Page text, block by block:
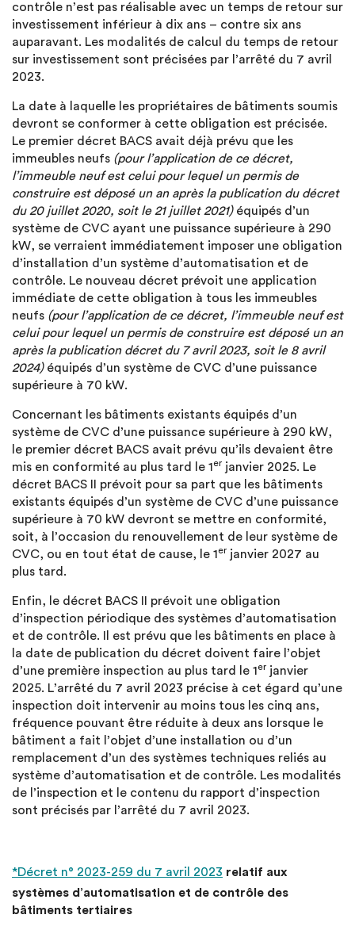
contrôle n’est pas réalisable avec un temps de retour sur
investissement inférieur à dix ans – contre six ans
auparavant. Les modalités de calcul du temps de retour
sur investissement sont précisées par l’arrêté du 7 avril
2023.
La date à laquelle les propriétaires de bâtiments soumis
devront se conformer à cette obligation est précisée.
Le premier décret BACS avait déjà prévu que les
immeubles neufs (pour l’application de ce décret,
l’immeuble neuf est celui pour lequel un permis de
construire est déposé un an après la publication du décret
du 20 juillet 2020, soit le 21 juillet 2021)équipés d’un
système de CVC ayant une puissance supérieure à 290
kW, se verraient immédiatement imposer une obligation
d’installation d’un système d’automatisation et de
contrôle. Le nouveau décret prévoit une application
immédiate de cette obligation à tous les immeubles
neufs (pour l’application de ce décret, l’immeuble neuf est
celui pour lequel un permis de construire est déposé un an
après la publication décret du 7 avril 2023, soit le 8 avril
2024)équipés d’un système de CVC d’une puissance
supérieure à 70 kW.
Concernant les bâtiments existants équipés d’un
système de CVC d’une puissance supérieure à 290 kW,
le premier décret BACS avait prévu qu’ils devaient être
mis en conformité au plus tard le 1er janvier 2025. Le
décret BACS II prévoit pour sa part que les bâtiments
existants équipés d’un système de CVC d’une puissance
supérieure à 70 kW devront se mettre en conformité,
soit, à l’occasion du renouvellement de leur système de
CVC, ou en tout état de cause, le 1er janvier 2027 au
plus tard.
Enfin, le décret BACS II prévoit une obligation
d’inspection périodique des systèmes d’automatisation
et de contrôle. Il est prévu que les bâtiments en place à
la date de publication du décret doivent faire l’objet
d’une première inspection au plus tard le 1er janvier
2025. L’arrêté du 7 avril 2023 précise à cet égard qu’une
inspection doit intervenir au moins tous les cinq ans,
fréquence pouvant être réduite à deux ans lorsque le
bâtiment a fait l’objet d’une installation ou d’un
remplacement d’un des systèmes techniques reliés au
système d’automatisation et de contrôle. Les modalités
de l’inspection et le contenu du rapport d’inspection
sont précisés par l’arrêté du 7 avril 2023.
*Décret n° 2023-259 du 7 avril 2023 relatif aux
systèmes d’automatisation et de contrôle des
bâtiments tertiaires